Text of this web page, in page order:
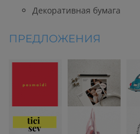
Декоративная бумага
ПРЕДЛОЖЕНИЯ